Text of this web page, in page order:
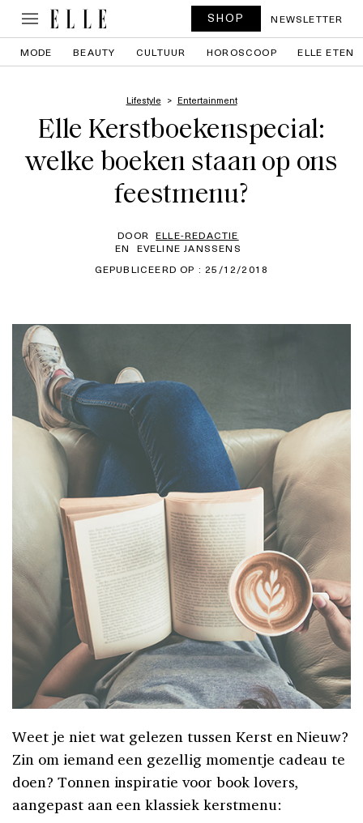
SHOP NEWSLETTER
MODE BEAUTY CULTUUR HOROSCOOP ELLE ETEN
Lifestyle Entertainment
Elle Kerstboekenspecial:
welke boeken staan op ons
feestmenu?
DOOR ELLE-REDACTIE
EN
EVELINE JANSSENS
GEPUBLICEERD OP : 25/12/2018
Weet je niet wat gelezen tussen Kerst en Nieuw?
Zin om iemand een gezellig momentje cadeau te
doen? Tonnen inspiratie voor book lovers,
aangepast aan een klassiek kerstmenu: